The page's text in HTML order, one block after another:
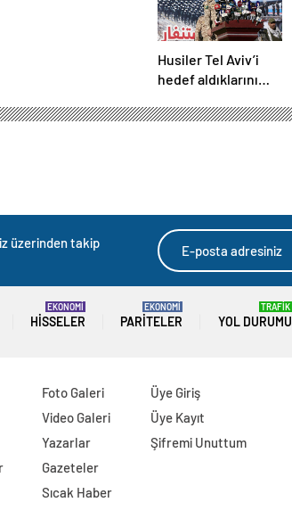
Husiler Tel Aviv’i
hedef aldıklarını
üzerinden takip
HISSELER
EKONOMİ
PARITELER
EKONOMİ
YOL DURUMU
TRAFİK
Foto Galeri
Video Galeri
Yazarlar
Gazeteler
Sıcak Haber
Üye Giriş
Üye Kayıt
Şifremi Unuttum